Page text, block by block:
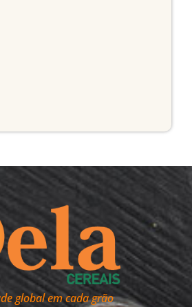
global em cada grão